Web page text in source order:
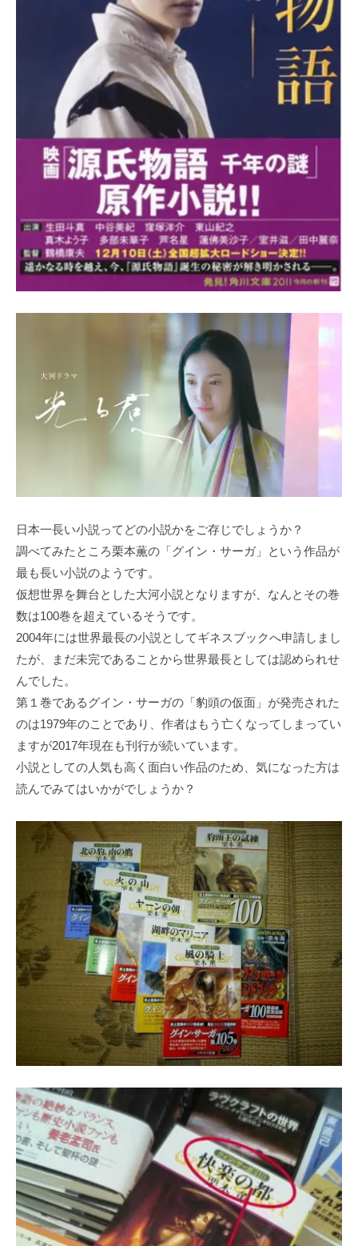
日本一長い小説ってどの小説かをご存じでしょうか？
調べてみたところ栗本薫の「グイン・サーガ」という作品が
最も長い小説のようです。
仮想世界を舞台とした大河小説となりますが、なんとその巻
数は100巻を超えているそうです。
2004年には世界最長の小説としてギネスブックへ申請しまし
たが、まだ未完であることから世界最長としては認められせ
んでした。
第１巻であるグイン・サーガの「豹頭の仮面」が発売された
のは1979年のことであり、作者はもう亡くなってしまってい
ますが2017年現在も刊行が続いています。
小説としての人気も高く面白い作品のため、気になった方は
読んでみてはいかがでしょうか？